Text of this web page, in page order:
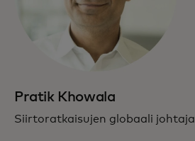
Pratik Khowala
Siirtoratkaisujen globaali johtaja